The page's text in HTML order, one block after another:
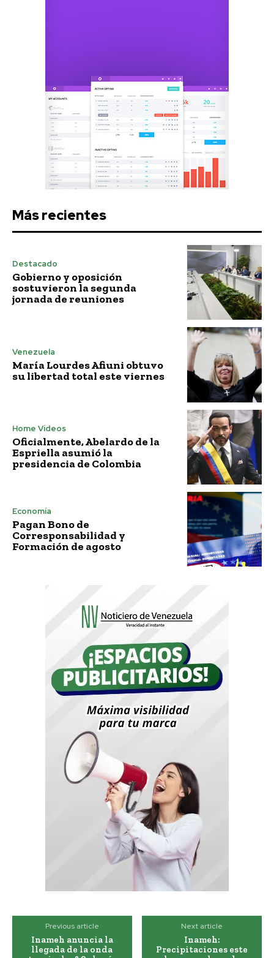
Más recientes
Destacado
Gobierno y oposición
sostuvieron la segunda
jornada de reuniones
Venezuela
María Lourdes Afiuni obtuvo
su libertad total este viernes
Home Vídeos
Oficialmente, Abelardo de la
Espriella asumió la
presidencia de Colombia
Economía
Pagan Bono de
Corresponsabilidad y
Formación de agosto
Previous article
Inameh anuncia la
llegada de la onda
Next article
Inameh:
Precipitaciones este